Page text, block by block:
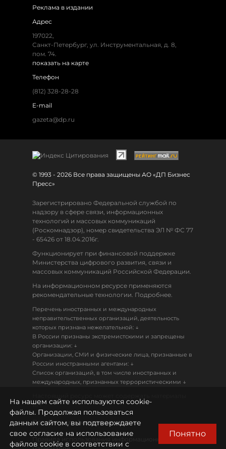
Реклама в издании
Адрес
197022,
Санкт-Петербург, ул. Инструментальная, д. 8,
пом. 74.
показать на карте
Телефон
(812) 328-28-28
E-mail
gazeta@dp.ru
© 1993 - 2026 Все права защищены АО «ДП Бизнес
Пресс»
Зарегистрировано Федеральной службой по
надзору в сфере связи, информационных
технологий и массовых коммуникаций
(Роскомнадзор), номер свидетельства ЭЛ № ФС 77
- 65426 от 18.04.2016г.
Функционирует при финансовой поддержке
Министерства цифрового развития, связи и
массовых коммуникаций Российской Федерации.
На информационном ресурсе применяются
рекомендательные технологии. Подробнее.
Перечень иностранных и международных
неправительственных организаций, деятельность
которых признана нежелательной: ↓
В России признаны экстремистскими и запрещены
организации: ↓
Организации, СМИ и физические лица, признанные в
России иностранными агентами: ↓
Список организаций, в том числе иностранных и
международных, признанных террористическими ↓
18+
Политика конфиденциальности
Правила использования информационных
На нашем сайте используются cookie-
файлы. Продолжая пользоваться
данным сайтом, вы подтверждаете
свое согласие на использование
файлов cookie в соответствии с
Понятно